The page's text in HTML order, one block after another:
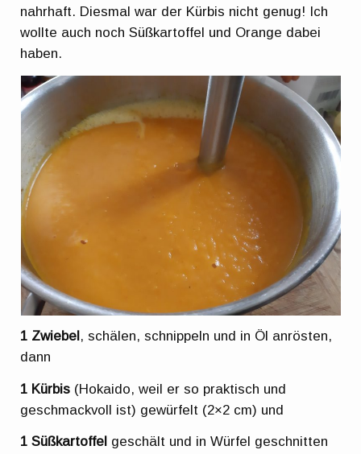
nahrhaft. Diesmal war der Kürbis nicht genug! Ich
wollte auch noch Süßkartoffel und Orange dabei
haben.
1 Zwiebel , schälen, schnippeln und in Öl anrösten,
dann
1 Kürbis (Hokaido, weil er so praktisch und
geschmackvoll ist) gewürfelt (2×2 cm) und
1 Süßkartoffel geschält und in Würfel geschnitten